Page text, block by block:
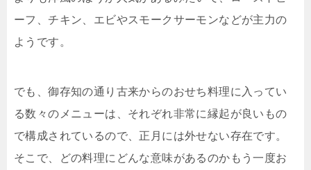
ーフ、チキン、エビやスモークサーモンなどが主力の
ようです。
でも、御存知の通り古来からのおせち料理に入ってい
る数々のメニューは、それぞれ非常に縁起が良いもの
で構成されているので、正月には外せない存在です。
そこで、どの料理にどんな意味があるのかもう一度お